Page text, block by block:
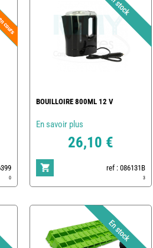
0
BOUILLOIRE 800ML 12 V
En savoir plus
26,10 €
ref : 086131B
3